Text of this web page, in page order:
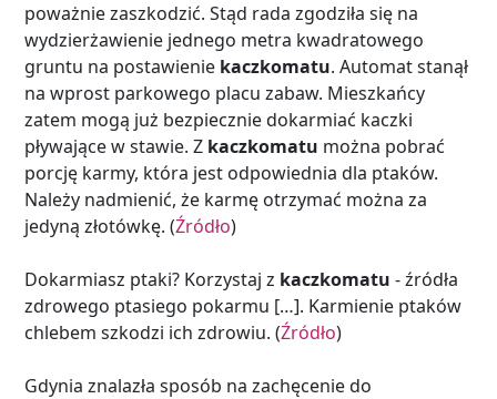
poważnie zaszkodzić. Stąd rada zgodziła się na
wydzierżawienie jednego metra kwadratowego
gruntu na postawienie kaczkomatu. Automat stanął
na wprost parkowego placu zabaw. Mieszkańcy
zatem mogą już bezpiecznie dokarmiać kaczki
pływające w stawie. Z kaczkomatu można pobrać
porcję karmy, która jest odpowiednia dla ptaków.
Należy nadmienić, że karmę otrzymać można za
jedyną złotówkę. (Źródło)
Dokarmiasz ptaki? Korzystaj z kaczkomatu - źródła
zdrowego ptasiego pokarmu […]. Karmienie ptaków
chlebem szkodzi ich zdrowiu. (Źródło)
Gdynia znalazła sposób na zachęcenie do